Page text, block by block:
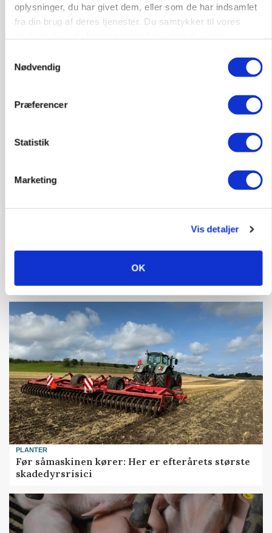
oplysninger, du har givet dem, eller som de har indsamlet
fra din brug af deres tjenester. Du samtykker til vores
Nødvendig
Præferencer
Statistik
Marketing
Vis detaljer
OK
Annonce
PLANTER
Før såmaskinen kører: Her er efterårets største
skadedyrsrisici